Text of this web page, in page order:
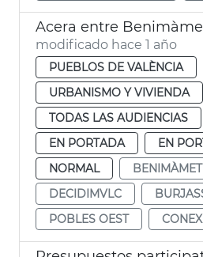
modificado hace 1 año
PUEBLOS DE VALÈNCIA
URBANISMO Y VIVIENDA
TODAS LAS AUDIENCIAS
EN PORTADA
EN
NORMAL
BENIMÀMET
DECIDIMVLC
POBLES OEST